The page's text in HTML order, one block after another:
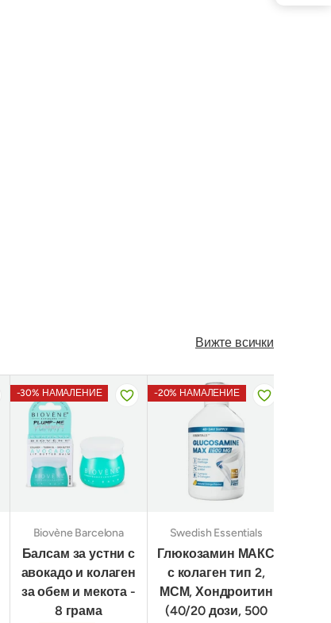
Вижте всички
-30% НАМАЛЕНИЕ
Biovène Barcelona
Балсам за устни с
авокадо и колаген
за обем и мекота -
8 грама
-20% НАМАЛЕНИЕ
Swedish Essentials
Глюкозамин МАКС
с колаген тип 2,
МСМ, Хондроитин
(40/20 дози, 500